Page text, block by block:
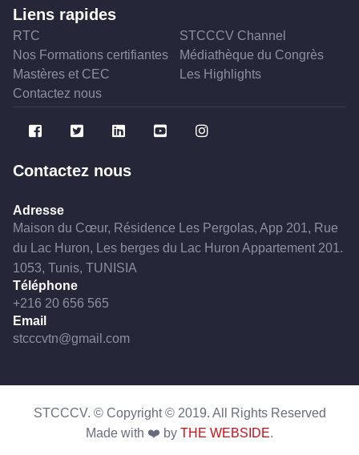
Liens rapides
RTC
STCCCV Channel
Nos Formations certifiantes
Médiathèque du Congrès
Mastères et CEC
Les Highlights
Contactez nous
Contactez nous
Adresse
Maison du Cœur, Résidence Les Pergolas, App 201, Rue
du Lac Huron, Les berges du Lac Huron Appartement 201.
1053, Tunis, TUNISIA
Téléphone
+216 20 656 565
Email
stcccvtn@gmail.com
STCCCV. © Copyright © 2019. All Rights Reserved
Made with ❤️ by THE WEBSIDE.